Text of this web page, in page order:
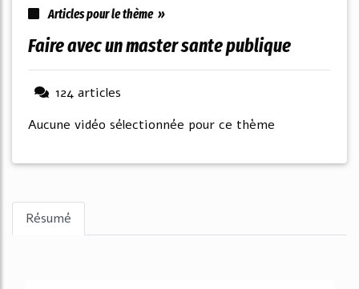
Articles pour le thème »
faire avec un master sante publique
124 articles
Aucune vidéo sélectionnée pour ce thème
Résumé